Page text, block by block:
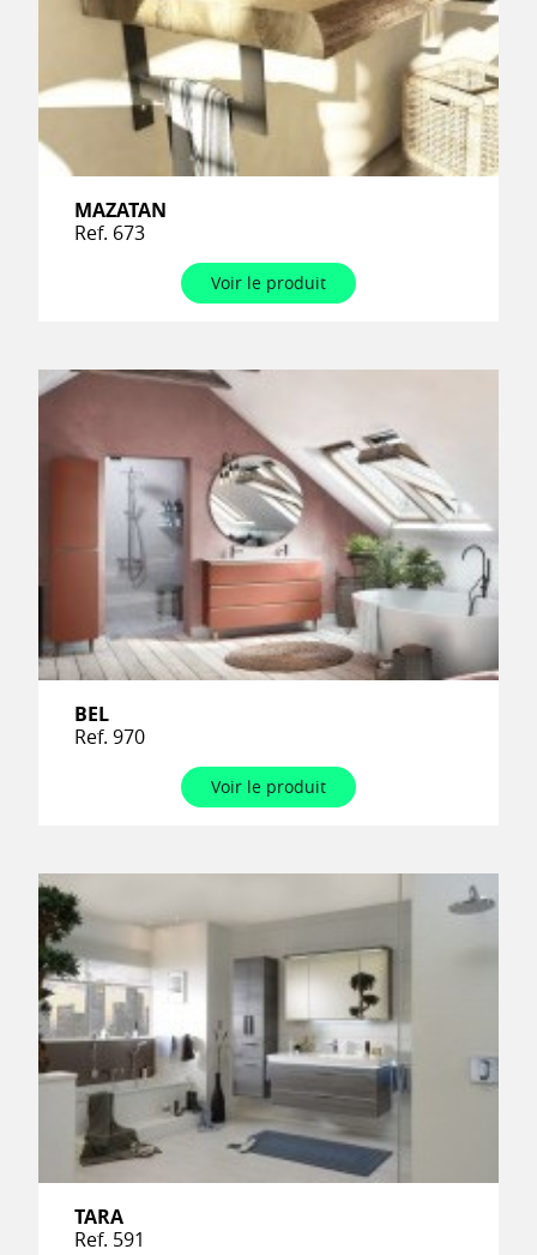
MAZATAN
Ref. 673
Voir le produit
BEL
Ref. 970
Voir le produit
TARA
Ref. 591